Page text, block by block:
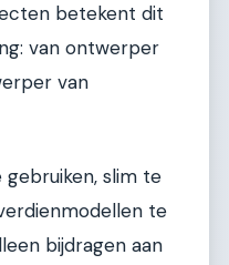
betekent dit
van ontwerper
van
slim te
te
bijdragen aan